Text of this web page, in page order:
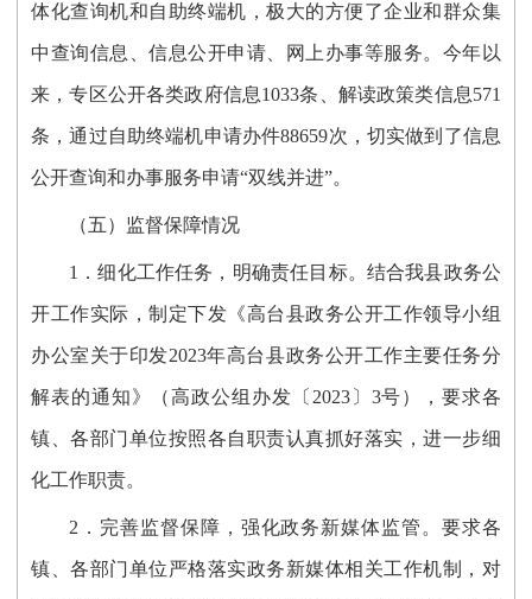
体化查询机和自助终端机，极大的方便了企业和群众集
中查询信息、信息公开申请、网上办事等服务。 今年以
来 ，专区公开各类政府信息1033条、解读政策类信息571
条，通过自助终端机申请办件88659次，切实做到了信息
公开查询和办事服务申请“双线并进”。
（五） 监督保障情况
1．细化工作任务，明确责任目标。 结合我县政务公
开工作实际，制定下发《高台县政务公开工作领导小组
办公室关于印发2023年高台县政务公开工作主要任务分
解表的通知》（高政公组办发〔2023〕3号），要求各
镇、各部门单位按照各自职责认真抓好落实，进一步细
化工作职责。
2． 完善监督保障 ，强化政务新媒体监管。要求各
镇、各部门单位严格落实政务新媒体相关工作机制，对